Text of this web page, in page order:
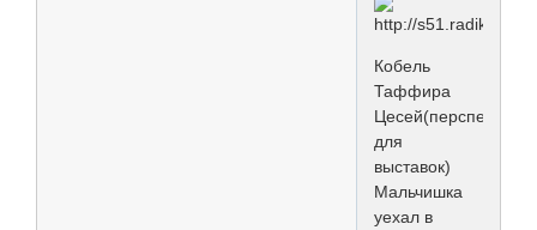
Кобель
Таффира
для
выставок)
Мальчишка
уехал в